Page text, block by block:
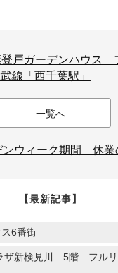
川南ウッドスクエア
川南グランステージ
デン稲毛
中央
登戸ガーデンハウス
線「西千葉駅」
一覧へ
ンウィーク期間 休業
【最新記事】
ス6番街
ザ新検見川 5階 フル